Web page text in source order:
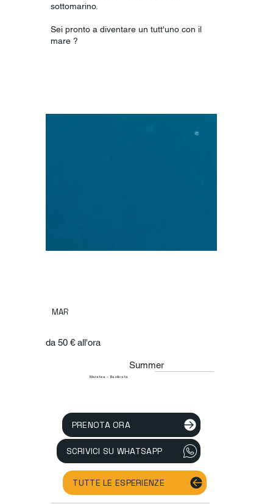
sottomarino.
Sei pronto a diventare un tutt'uno con il
mare ?
MAR
da 50 € all'ora
Summer
Maratea - Basilicata
PRENOTA ORA
SCRIVICI SU WHATSAPP
TUTTE LE ESPERIENZE